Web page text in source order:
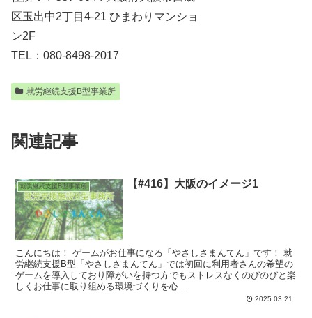
区玉出中2丁目4-21 ひまわりマンショ
ン2F
TEL：080-8498-2017
就労継続支援B型事業所
関連記事
就労継続支援B型事業所 【#416】大阪のイメージ1
こんにちは！ ゲームがお仕事になる「やさしさまんてん」です！ 就
労継続支援B型「やさしさまんてん」では初回に利用者さんの希望の
ゲームを導入しており障がいを持つ方でもストレスなくのびのびと楽
しくお仕事に取り組める環境づくりを心...
2025.03.21